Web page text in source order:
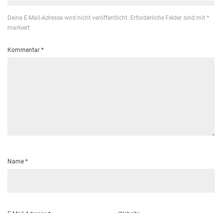
Deine E-Mail-Adresse wird nicht veröffentlicht. Erforderliche Felder sind mit *
markiert
Kommentar *
Name *